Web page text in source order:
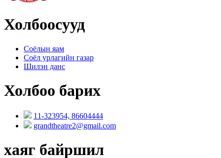
Холбоосууд
Соёлын яам
Соёл урлагийн газар
Шилэн данс
Холбоо барих
11-323954, 86604444
grandtheatre2@gmail.com
хаяг байршил